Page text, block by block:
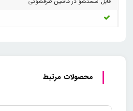
محصولات مرتبط